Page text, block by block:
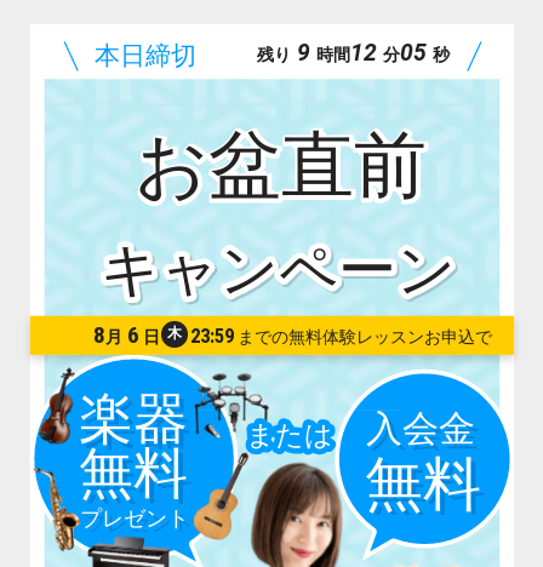
お盆直前
8 月 6 日 木23:59
残り 9 時間12 分03 秒